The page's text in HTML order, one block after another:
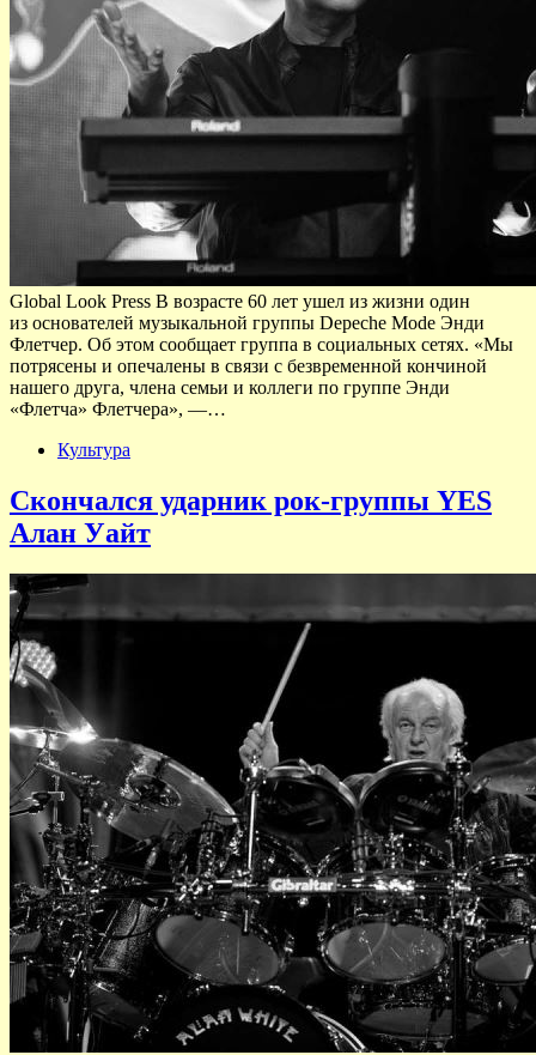
Global Look Press В возрасте 60 лет ушел из жизни один
из основателей музыкальной группы Depeche Mode Энди
Флетчер. Об этом сообщает группа в социальных сетях. «Мы
потрясены и опечалены в связи с безвременной кончиной
нашего друга, члена семьи и коллеги по группе Энди
«Флетча» Флетчера», —…
Культура
Скончался ударник рок-группы YES
Алан Уайт